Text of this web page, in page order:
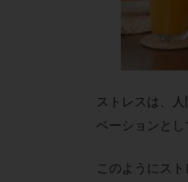
ストレスは、
ベーションと
このようにス